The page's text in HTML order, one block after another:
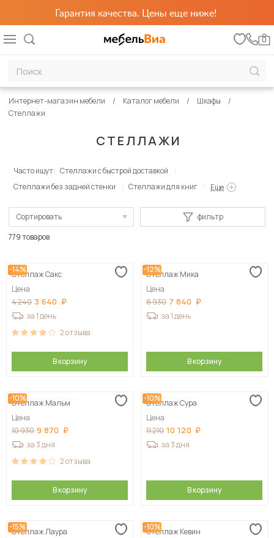
Гарантия качества. Цены еще ниже!
0
СТЕЛЛАЖИ
Интернет-магазин мебели Каталог мебели
Шкафы
Стеллажи
Часто ищут: Стеллажи с быстрой доставкой
Стеллажи без задней стенки
Стеллажи для книг Еще
Сортировать
Сначала дорогие
фильтр
779 товаров
-14%
Стеллаж Сакс
Цена
4 240 3 640
за 1 день
2отзыва
В корзину
-12%
Стеллаж Мика
Цена
8 930 7 840
за 1 день
В корзину
-10%
Стеллаж Мальм
Цена
10 930 9 870
за 3 дня
2отзыва
В корзину
-10%
Стеллаж Сура
Цена
11 210 10 120
за 3 дня
В корзину
-15%
Стеллаж Лаура
-10%
Стеллаж Кевин